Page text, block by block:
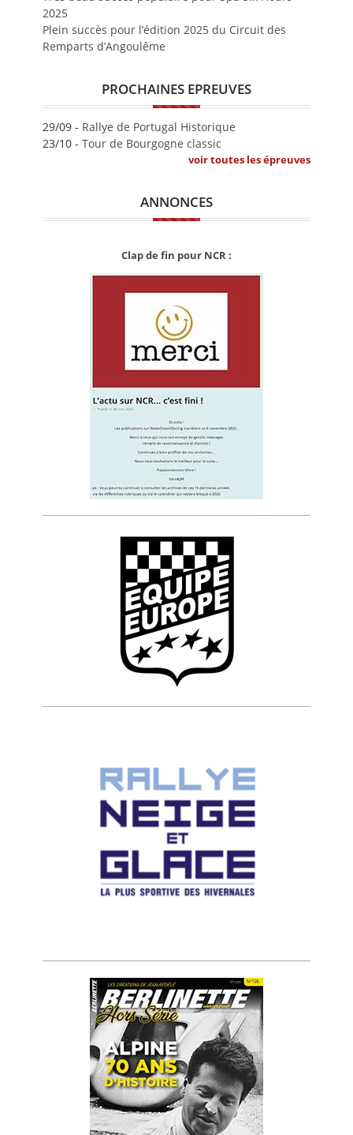
2025
Plein succès pour l’édition 2025 du Circuit des
Remparts d’Angoulême
PROCHAINES EPREUVES
29/09 - Rallye de Portugal Historique
23/10 - Tour de Bourgogne classic
voir toutes les épreuves
ANNONCES
Clap de fin pour NCR :